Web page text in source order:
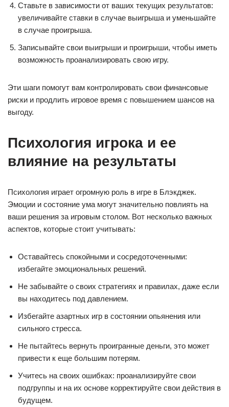
Ставьте в зависимости от ваших текущих результатов:
увеличивайте ставки в случае выигрыша и уменьшайте
в случае проигрыша.
Записывайте свои выигрыши и проигрыши, чтобы иметь
возможность проанализировать свою игру.
Эти шаги помогут вам контролировать свои финансовые
риски и продлить игровое время с повышением шансов на
выгоду.
Психология игрока и ее
влияние на результаты
Психология играет огромную роль в игре в Блэкджек.
Эмоции и состояние ума могут значительно повлиять на
ваши решения за игровым столом. Вот несколько важных
аспектов, которые стоит учитывать:
Оставайтесь спокойными и сосредоточенными:
избегайте эмоциональных решений.
Не забывайте о своих стратегиях и правилах, даже если
вы находитесь под давлением.
Избегайте азартных игр в состоянии опьянения или
сильного стресса.
Не пытайтесь вернуть проигранные деньги, это может
привести к еще большим потерям.
Учитесь на своих ошибках: проанализируйте свои
подгруппы и на их основе корректируйте свои действия в
будущем.